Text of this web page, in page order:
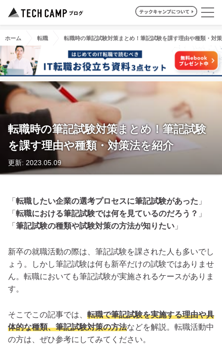
ホーム 転職 転職時の筆記試験対策まとめ！筆記試験を課す理由や種類・対
転職時の筆記試験対策まとめ！筆記試験
を課す理由や種類・対策法を紹介
更新: 2023.05.09
「 転職したい企業の選考プロセスに筆記試験があった 」
「 転職における筆記試験では何を見ているのだろう？ 」
「 筆記試験の種類や試験対策の方法が知りたい 」
新卒の就職活動の際は、筆記試験を課された人も多いでし
ょう。しかし筆記試験は何も新卒だけの試験ではありませ
ん。転職においても筆記試験が実施されるケースがありま
す。
そこでこの記事では、 転職で筆記試験を実施する理由や具
体的な種類、筆記試験対策の方法などを解説。転職活動中
の方は、ぜひ参考にしてみてください。